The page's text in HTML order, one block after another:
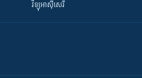
វិទ្យុ​អាស៊ី​សេរី